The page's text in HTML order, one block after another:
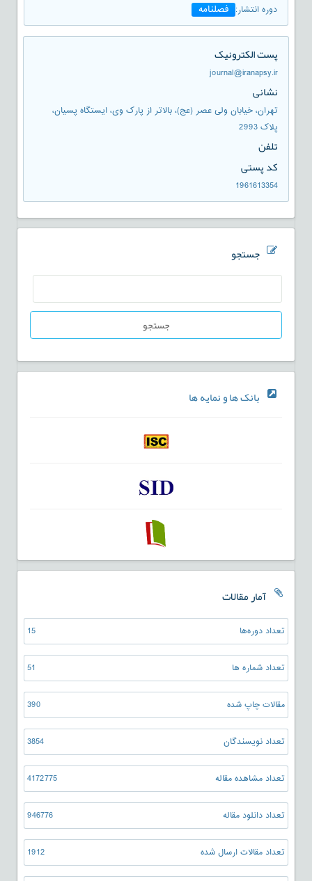
دوره انتشار: فصلنامه
پست الکترونیک
journal@iranapsy.ir
نشانی
تهران، خيابان ولی عصر (عج)، بالاتر از پارک وی، ایستگاه پسیان،
پلاک 2993
تلفن
کد پستی
1961613354
جستجو
جستجو
بانک ها و نمایه ها
آمار مقالات
تعداد دوره‌ها 15
تعداد شماره ها 51
مقالات چاپ شده 390
تعداد نویسندگان 3854
تعداد مشاهده مقاله 4172775
تعداد دانلود مقاله 946776
تعداد مقالات ارسال شده 1912